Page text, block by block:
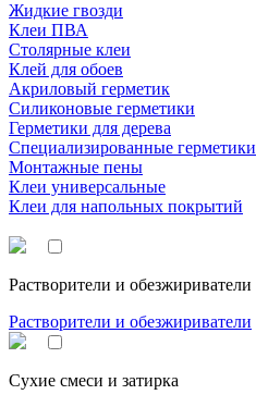
Жидкие гвозди
Клеи ПВА
Столярные клеи
Клей для обоев
Акриловый герметик
Силиконовые герметики
Герметики для дерева
Специализированные герметики
Монтажные пены
Клеи универсальные
Клеи для напольных покрытий
Растворители и обезжириватели
Растворители и обезжириватели
Сухие смеси и затирка